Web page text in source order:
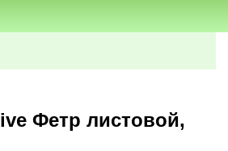
Фетр листовой,